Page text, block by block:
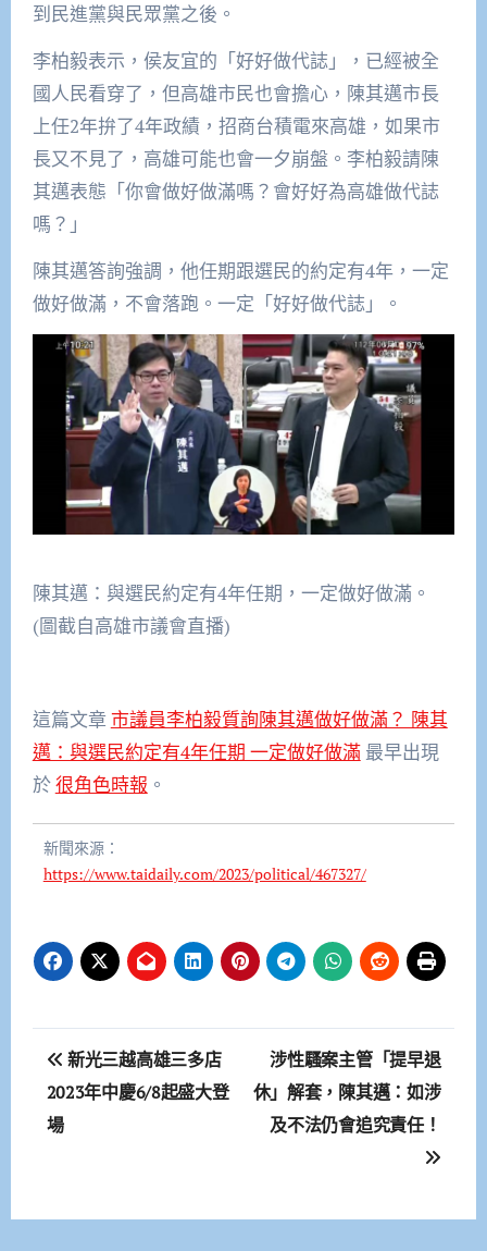
到民進黨與民眾黨之後。
李柏毅表示，侯友宜的「好好做代誌」，已經被全
國人民看穿了，但高雄市民也會擔心，陳其邁市長
上任2年拚了4年政績，招商台積電來高雄，如果市
長又不見了，高雄可能也會一夕崩盤。李柏毅請陳
其邁表態「你會做好做滿嗎？會好好為高雄做代誌
嗎？」
陳其邁答詢強調，他任期跟選民的約定有4年，一定
做好做滿，不會落跑。一定「好好做代誌」。
陳其邁：與選民約定有4年任期，一定做好做滿。
(圖截自高雄市議會直播)
這篇文章 市議員李柏毅質詢陳其邁做好做滿？ 陳其
邁：與選民約定有4年任期 一定做好做滿最早出現
於很角色時報 。
新聞來源：
https://www.taidaily.com/2023/political/467327/
文
章
導
新光三越高雄三多店
2023年中慶6/8起盛大登
場
涉性騷案主管「提早退
休」解套，陳其邁：如涉
及不法仍會追究責任！